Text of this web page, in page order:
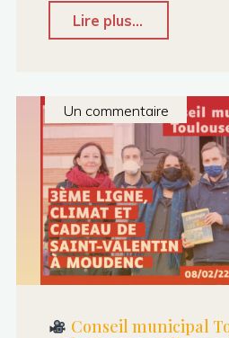
Lire plus...
de
presse
:
Conseils
municipal
et
Un commentaire
Conseil municipal